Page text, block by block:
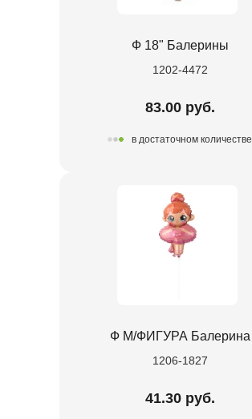
Ф 18" Балерины
1202-4472
83.00 руб.
в достаточном количестве
Ф М/ФИГУРА Балерина
1206-1827
41.30 руб.